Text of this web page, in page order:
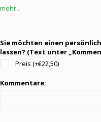
mehr..
Sie möchten einen
lassen? (Text unter
Preis (+€22,50)
Kommentare: